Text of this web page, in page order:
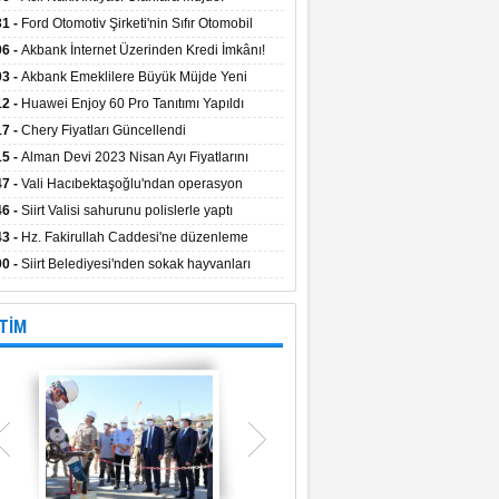
Kredi Faiz Oranları Açıklandı! Uzun
Düşük Faizle Ödeme İmkânı!
- Ford Otomotiv Şirketi'nin Sıfır Otomobil
Avantajlı Fiyatlar ve Takas İmkânı!
- Akbank İnternet Üzerinden Kredi İmkânı!
- Akbank Emeklilere Büyük Müjde Yeni
Sizi Bekliyor!
- Huawei Enjoy 60 Pro Tanıtımı Yapıldı
- Chery Fiyatları Güncellendi
- Alman Devi 2023 Nisan Ayı Fiyatlarını
- Vali Hacıbektaşoğlu'ndan operasyon
inceleme
- Siirt Valisi sahurunu polislerle yaptı
- Hz. Fakirullah Caddesi'ne düzenleme
- Siirt Belediyesi'nden sokak hayvanları